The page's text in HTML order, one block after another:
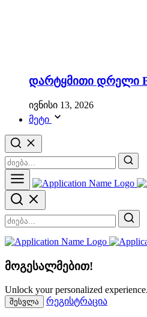
დარტყმითი დრელი
ივნისი 13, 2026
მეტი
მოგესალმებით!
Unlock your personalized experience.
შესვლა რეგისტრაცია